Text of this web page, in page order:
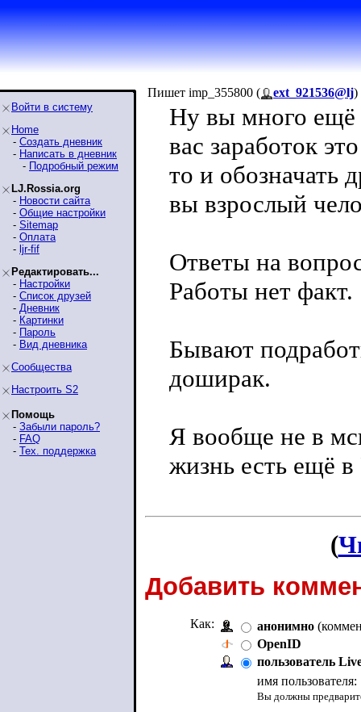
Войти в систему
Home
- Создать дневник
- Написать в дневник
- Подробный режим
LJ.Rossia.org
- Новости сайта
- Общие настройки
- Sitemap
- Оплата
- ljr-fif
Редактировать...
- Настройки
- Список друзей
- Дневник
- Картинки
- Пароль
- Вид дневника
Сообщества
Настроить S2
Помощь
- Забыли пароль?
- FAQ
- Тех. поддержка
Пишет imp_355800 ( ext_921536@lj)
Ну вы много ещё
вас заработок
то и обозначать
вы взрослый
Ответы на
Работы нет факт.
Бывают
доширак.
Я вообще не в
жизнь есть ещё
(
Добавить
Как: анонимно
OpenID
пользователь
имя пользователя:
Вы должны